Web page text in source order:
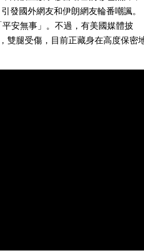
發國外網友和伊朗網友輪番嘲諷。
安無事」。不過，有美國媒體披
雙腿受傷，目前正藏身在高度保密